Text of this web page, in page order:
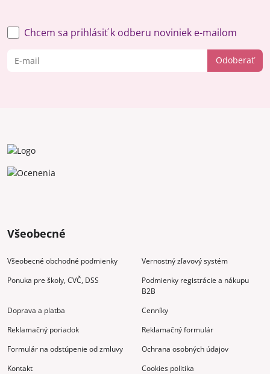
Odoberať
Chcem sa prihlásiť k odberu noviniek e-mailom
Všeobecné
Všeobecné obchodné podmienky
Vernostný zľavový systém
Ponuka pre školy, CVČ, DSS
Podmienky registrácie a nákupu
B2B
Doprava a platba
Cenníky
Reklamačný poriadok
Reklamačný formulár
Formulár na odstúpenie od zmluvy
Ochrana osobných údajov
Kontakt
Cookies politika